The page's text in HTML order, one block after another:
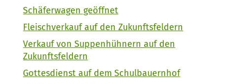
Schäferwagen geöffnet
Fleischverkauf auf den Zukunftsfeldern
Verkauf von Suppenhühnern auf den
Zukunftsfeldern
Gottesdienst auf dem Schulbauernhof